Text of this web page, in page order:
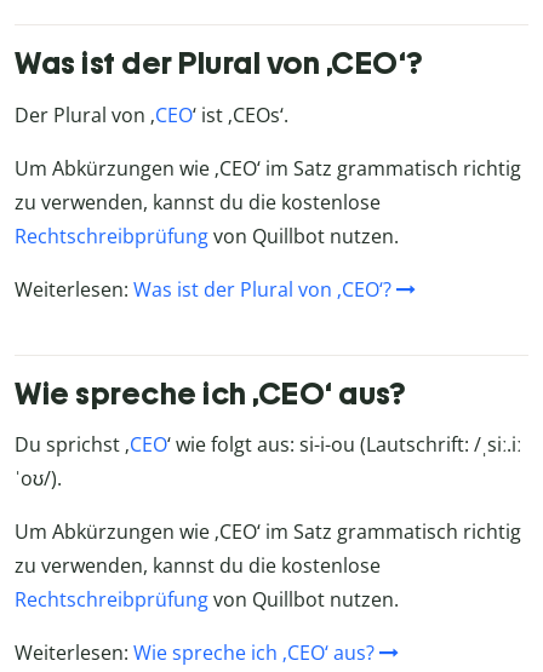
Was ist der Plural von ‚CEO‘?
Der Plural von ‚CEO‘ ist ‚CEOs‘.
Um Abkürzungen wie ‚CEO‘ im Satz grammatisch richtig
zu verwenden, kannst du die kostenlose
Rechtschreibprüfungvon Quillbot nutzen.
Weiterlesen: Was ist der Plural von ‚CEO‘?
Wie spreche ich ‚CEO‘ aus?
Du sprichst ‚CEO‘ wie folgt aus: si-i-ou (Lautschrift: /ˌsiː.iː
ˈoʊ/).
Um Abkürzungen wie ‚CEO‘ im Satz grammatisch richtig
zu verwenden, kannst du die kostenlose
Rechtschreibprüfungvon Quillbot nutzen.
Weiterlesen: Wie spreche ich ‚CEO‘ aus?